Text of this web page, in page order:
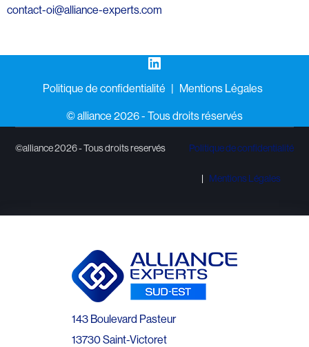
contact-oi@alliance-experts.com
LinkedIn
Politique de confidentialité Mentions Légales
©️ alliance 2026 - Tous droits réservés
©alliance 2026 - Tous droits reservés Politique de confidentialité
Mentions Légales
143 Boulevard Pasteur
13730 Saint-Victoret